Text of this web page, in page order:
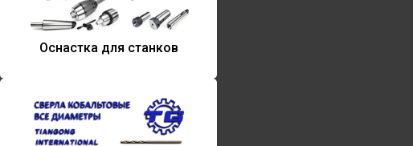
Оснастка для станков